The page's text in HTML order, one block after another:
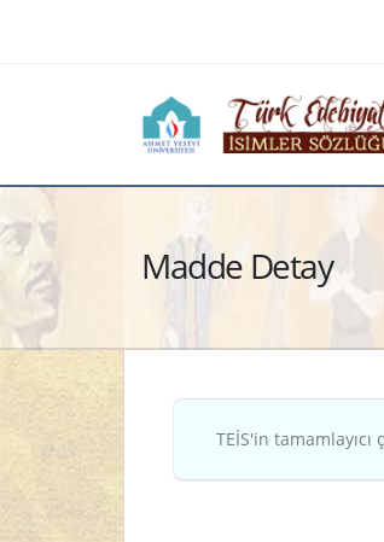
Madde Detay
TEİS'in tamamlayıcı